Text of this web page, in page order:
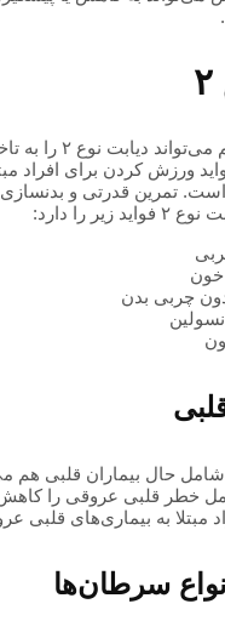
ورزش هوازی منظم
ورزش کردن برای افراد
است. تمرین قدرتی و
را دارد:
خون
چربی بدن
حال بیماران قلبی
خطر قلبی عروقی را
مبتلا به بیماری‌های قلبی
سرطان‌ها